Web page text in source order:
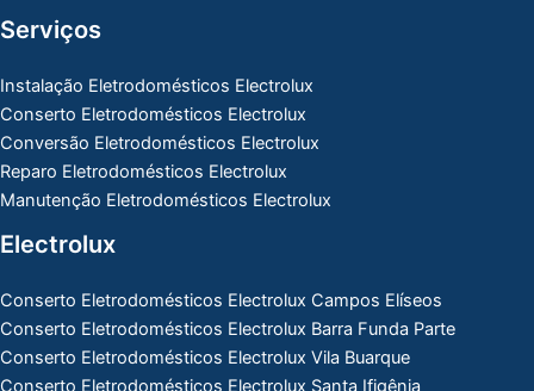
Serviços
Instalação Eletrodomésticos Electrolux
Conserto Eletrodomésticos Electrolux
Conversão Eletrodomésticos Electrolux
Reparo Eletrodomésticos Electrolux
Manutenção Eletrodomésticos Electrolux
Electrolux
Conserto Eletrodomésticos Electrolux Campos Elíseos
Conserto Eletrodomésticos Electrolux Barra Funda Parte
Conserto Eletrodomésticos Electrolux Vila Buarque
Conserto Eletrodomésticos Electrolux Santa Ifigênia